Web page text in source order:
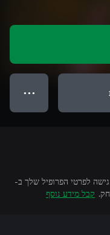
● ● ●
לפרטי הפרופיל שלך ב-
קבל מידע נוסף